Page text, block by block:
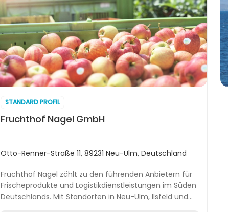
STANDARD PROFIL
Fruchthof Nagel GmbH
Otto-Renner-Straße 11, 89231 Neu-Ulm, Deutschland
Fruchthof Nagel zählt zu den führenden Anbietern für
Frischeprodukte und Logistikdienstleistungen im Süden
Deutschlands. Mit Standorten in Neu-Ulm, Ilsfeld und